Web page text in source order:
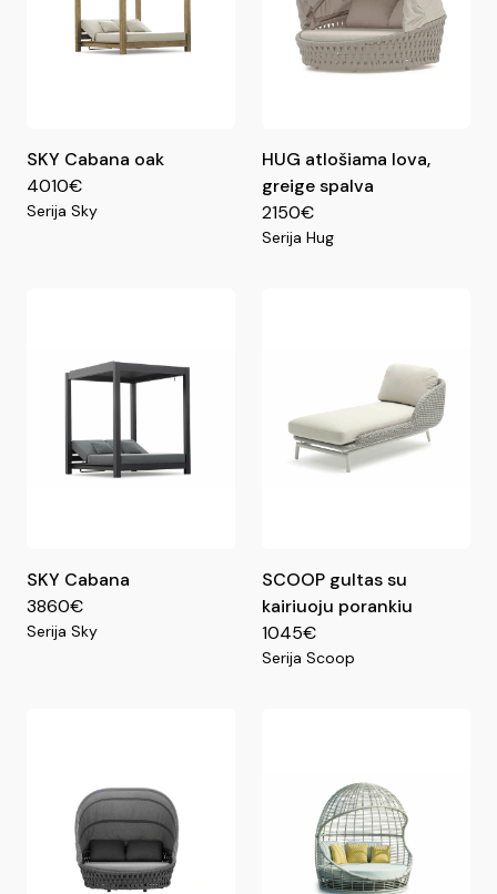
SKY Cabana oak
4010€
Serija Sky
HUG atlošiama lova,
greige spalva
2150€
Serija Hug
SKY Cabana
3860€
Serija Sky
SCOOP gultas su
kairiuoju porankiu
1045€
Serija Scoop